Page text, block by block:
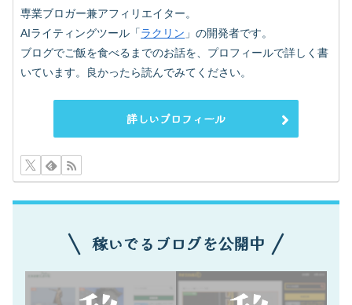
専業ブロガー兼アフィリエイター。
AIライティングツール「ラクリン 」の開発者です。
ブログでご飯を食べるまでのお話を、プロフィールで詳しく書
いています。良かったら読んでみてください。
詳しいプロフィール
稼いでるブログを公開中